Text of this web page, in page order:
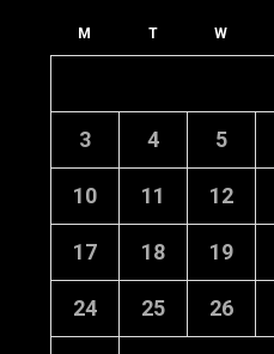
M T W
3 4 5
10 11 12
17 18 19
24 25 26